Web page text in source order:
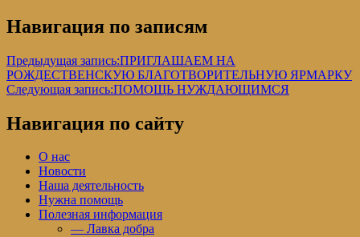
Навигация по записям
Предыдущая запись:ПРИГЛАШАЕМ НА
РОЖДЕСТВЕНСКУЮ БЛАГОТВОРИТЕЛЬНУЮ ЯРМАРКУ
Следующая запись:ПОМОЩЬ НУЖДАЮЩИМСЯ
Навигация по сайту
О нас
Новости
Наша деятельность
Нужна помощь
Полезная информация
— Лавка добра